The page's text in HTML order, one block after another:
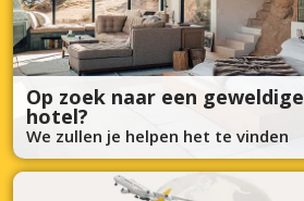
Op zoek naar een
hotel?
We zullen je helpen het te vinden